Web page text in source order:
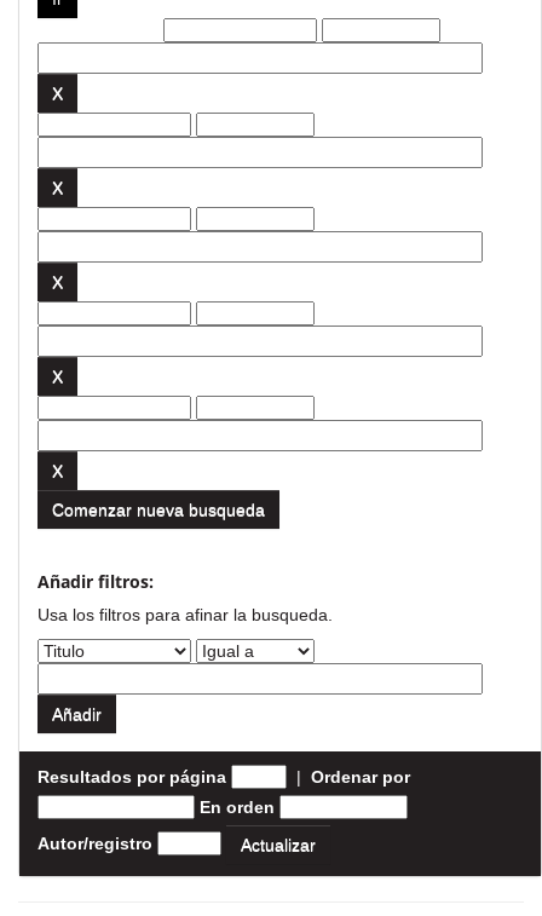
Comenzar nueva busqueda
Añadir filtros:
Usa los filtros para afinar la busqueda.
Resultados por página | Ordenar por
En orden
Autor/registro